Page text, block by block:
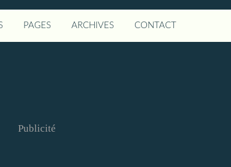
PAGES ARCHIVES CONTACT
Publicité